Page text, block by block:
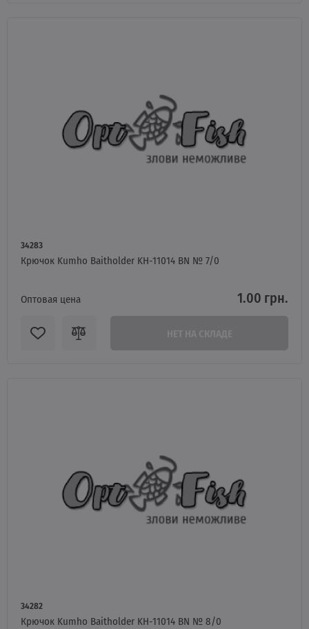
34283
Крючок Kumho Baitholder KH-11014 BN № 7/0
Оптовая цена 1.00 грн.
34282
Крючок Kumho Baitholder KH-11014 BN № 8/0